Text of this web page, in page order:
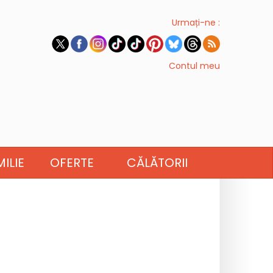
Urmați-ne :
Contul meu
OFERTE CĂLĂTORII